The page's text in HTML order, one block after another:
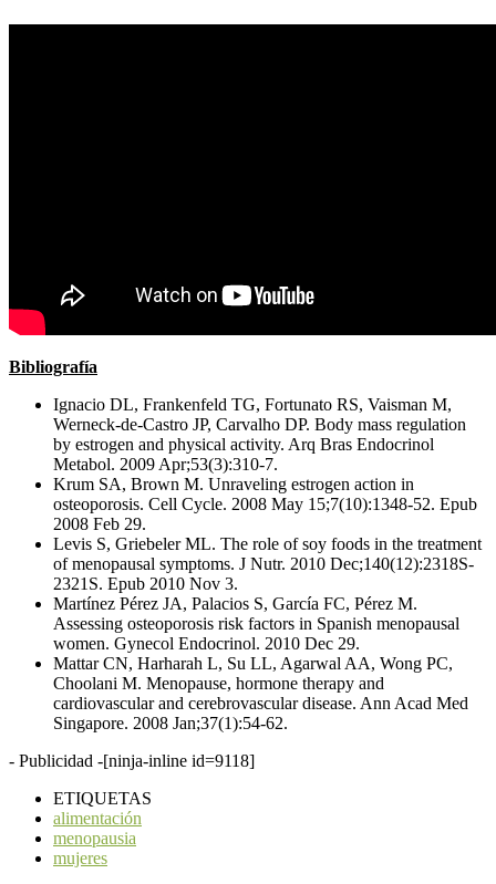
Bibliografía
Ignacio DL, Frankenfeld TG, Fortunato RS, Vaisman M,
Werneck-de-Castro JP, Carvalho DP. Body mass regulation
by estrogen and physical activity. Arq Bras Endocrinol
Metabol. 2009 Apr;53(3):310-7.
Krum SA, Brown M. Unraveling estrogen action in
osteoporosis. Cell Cycle. 2008 May 15;7(10):1348-52. Epub
2008 Feb 29.
Levis S, Griebeler ML. The role of soy foods in the treatment
of menopausal symptoms. J Nutr. 2010 Dec;140(12):2318S-
2321S. Epub 2010 Nov 3.
Martínez Pérez JA, Palacios S, García FC, Pérez M.
Assessing osteoporosis risk factors in Spanish menopausal
women. Gynecol Endocrinol. 2010 Dec 29.
Mattar CN, Harharah L, Su LL, Agarwal AA, Wong PC,
Choolani M. Menopause, hormone therapy and
cardiovascular and cerebrovascular disease. Ann Acad Med
Singapore. 2008 Jan;37(1):54-62.
- Publicidad -[ninja-inline id=9118]
ETIQUETAS
alimentación
menopausia
mujeres